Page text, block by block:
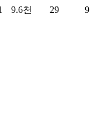
9.6천 29 9